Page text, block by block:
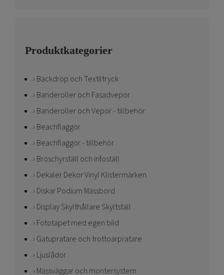
Produktkategorier
Backdrop och Textiltryck
Banderoller och Fasadvepor
Banderoller och Vepor - tillbehör
Beachflaggor
Beachflaggor - tillbehör
Broschyrställ och infoställ
Dekaler Dekor Vinyl Klistermärken
Diskar Podium Mässbord
Display Skylthållare Skyltställ
Fototapet med egen bild
Gatupratare och trottoarpratare
Ljuslådor
Mässväggar och montersystem